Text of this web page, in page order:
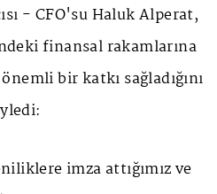
- CFO'su Haluk Alperat,
finansal rakamlarına
bir katkı sağladığını
imza attığımız ve